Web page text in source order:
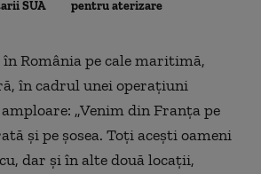
SUA
pentru aterizare
România pe cale maritimă,
în cadrul unei operațiuni
„Venim din Franța pe
și pe șosea. Toți acești oameni
dar și în alte două locații,